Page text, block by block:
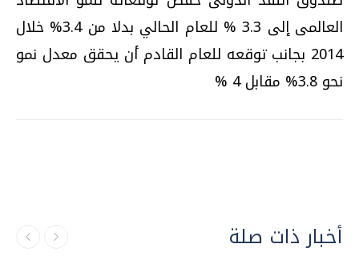
العالمى إلى 3.3 % للعام الحالي بدلا من 3.4% خلال
2014 بجانب توقعه للعام القادم أن يحقق معدل نمو
نحو 3.8% مقابل 4 %
أخبار ذات صلة